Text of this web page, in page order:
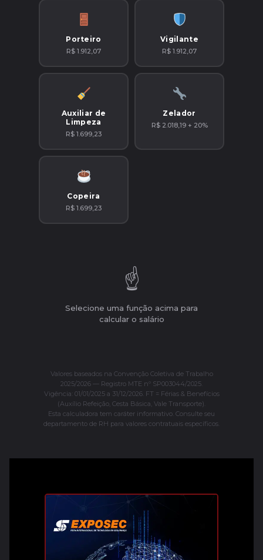
Porteiro
R$ 1.912,07
Vigilante
R$ 1.912,07
Auxiliar de
Limpeza
R$ 1.699,23
Zelador
R$ 2.018,19 + 20%
Copeira
R$ 1.699,23
☝️
Selecione uma função acima para
calcular o salário
Valores baseados na Convenção Coletiva de Trabalho
2025/2026 — Registro MTE nº SP003044/2025.
Vigência: 01/01/2025 a 31/12/2026. FT = Férias & Benefícios
(Auxílio Refeição, Cesta Básica, Vale Transporte).
Esta calculadora tem caráter informativo. Consulte seu
departamento de RH para valores contratuais específicos.